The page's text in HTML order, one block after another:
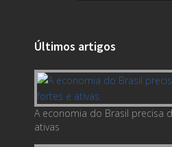
Últimos artigos
A economia do Brasil precisa
ativas